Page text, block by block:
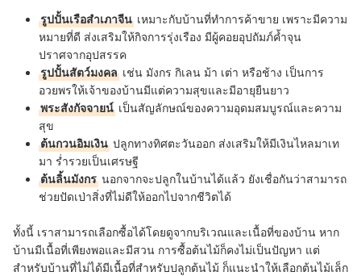
รูปปั้นเรือสำเภาจีน เหมาะกับบ้านที่ทำการค้าขาย เพราะมีความ
หมายที่ดี ส่งเสริมให้กิจการรุ่งเรือง มีผู้คอยอุปถัมภ์ค้ำจุน
ปราศจากอุปสรรค
รูปปั้นสัตว์มงคล เช่น มังกร กิเลน ม้า เต่า หรือช้าง เป็นการ
อวยพรให้เจ้าของบ้านมีแต่ความสุขและมีอายุยืนยาว
พระสังกัจจายน์ เป็นสัญลักษณ์ของความอุดมสมบูรณ์และความ
สุข
ต้นกวนอิมเงิน ปลูกทางทิศตะวันออก ส่งเสริมให้มีเงินไหลมาเท
มา ร่ำรวยเป็นเศรษฐี
ต้นลิ้นมังกร นอกจากจะปลูกในบ้านได้แล้ว ยังเชื่อกันว่าสามารถ
ช่วยปัดเป่าสิ่งที่ไม่ดีให้ออกไปจากชีวิตได้
ทั้งนี้ เราสามารถเลือกซื้อได้โดยดูจากบริเวณและเนื้อที่ของบ้าน หาก
บ้านมีเนื้อที่เพียงพอและมีสวน การซื้อต้นไม้ก็คงไม่เป็นปัญหา แต่
สำหรับบ้านที่ไม่ได้มีเนื้อที่สำหรับปลูกต้นไม้ ก็แนะนำให้เลือกต้นไม้เล็ก